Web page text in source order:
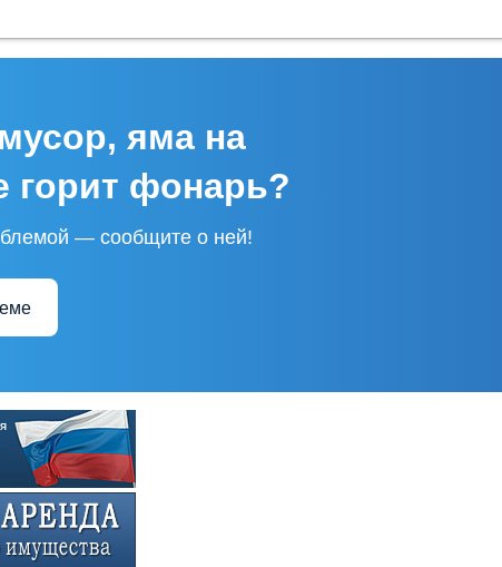
яма на
горит фонарь?
— сообщите о ней!